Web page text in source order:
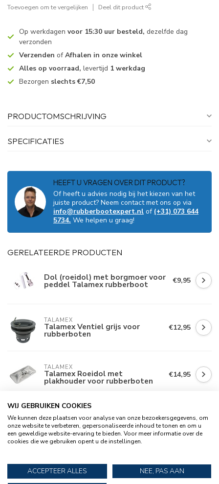
Toevoegen om te vergelijken Deel dit product
Op werkdagen voor 15:30 uur besteld, dezelfde dag
verzonden
Verzenden ofAfhalen in onze winkel
Alles op voorraad, levertijd 1 werkdag
Bezorgen slechts €7,50
PRODUCTOMSCHRIJVING
SPECIFICATIES
HEEFT U VRAGEN OVER DIT PRODUCT?
Of heeft u advies nodig bij het kiezen van het
juiste product? Neem contact met ons op via
info@rubberbootexpert.nl of (+31) 073 644
5734. We helpen u graag!
GERELATEERDE PRODUCTEN
Dol (roeidol) met borgmoer voor
peddel Talamex rubberboot €9,95
TALAMEX
Talamex Ventiel grijs voor
rubberboten
€12,95
TALAMEX
Talamex Roeidol met
plakhouder voor rubberboten
€14,95
TALAMEX
Talamex Peddel set met gat
voor roeidol 152 cm lang
€59,95
Talamex RVS bimini houder voor
plakhouder zonder roeidol
€13,95
WIJ GEBRUIKEN COOKIES
We kunnen deze plaatsen voor analyse van onze bezoekersgegevens, om
onze website te verbeteren, gepersonaliseerde inhoud te tonen en om u
een geweldige website-ervaring te bieden. Voor meer informatie over de
cookies die we gebruiken opent u de instellingen.
ACCEPTEER ALLES
NEE, PAS AAN